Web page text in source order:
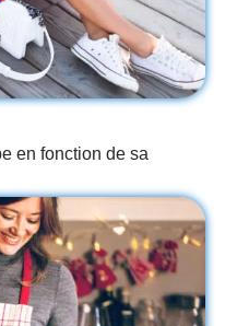
en fonction de sa